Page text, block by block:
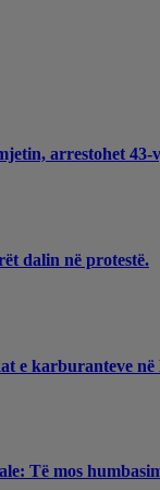
arrestohet 43-
dalin në protestë.
e karburanteve
Të mos